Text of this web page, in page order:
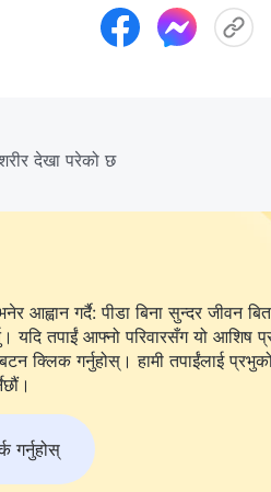
देखा परेको छ
आह्वान गर्दै: पीडा बिना सुन्दर जीवन
यदि तपाईं आफ्नो परिवारसँग यो आशिष
हामी तपाईंलाई प्रभुको
गर्नुहोस्